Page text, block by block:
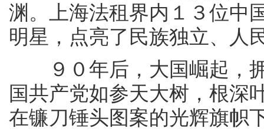
渊。上海法租界内１３位中
明星，点亮了民族独立、人
９０年后，大国崛起，拥
国共产党如参天大树，根深
在镰刀锤头图案的光辉旗帜